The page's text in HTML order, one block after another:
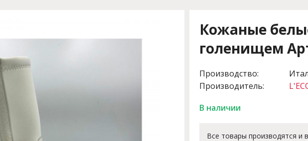
Кожаные
голенищем
Производство:
Производитель:
В наличии
Все товары производятся